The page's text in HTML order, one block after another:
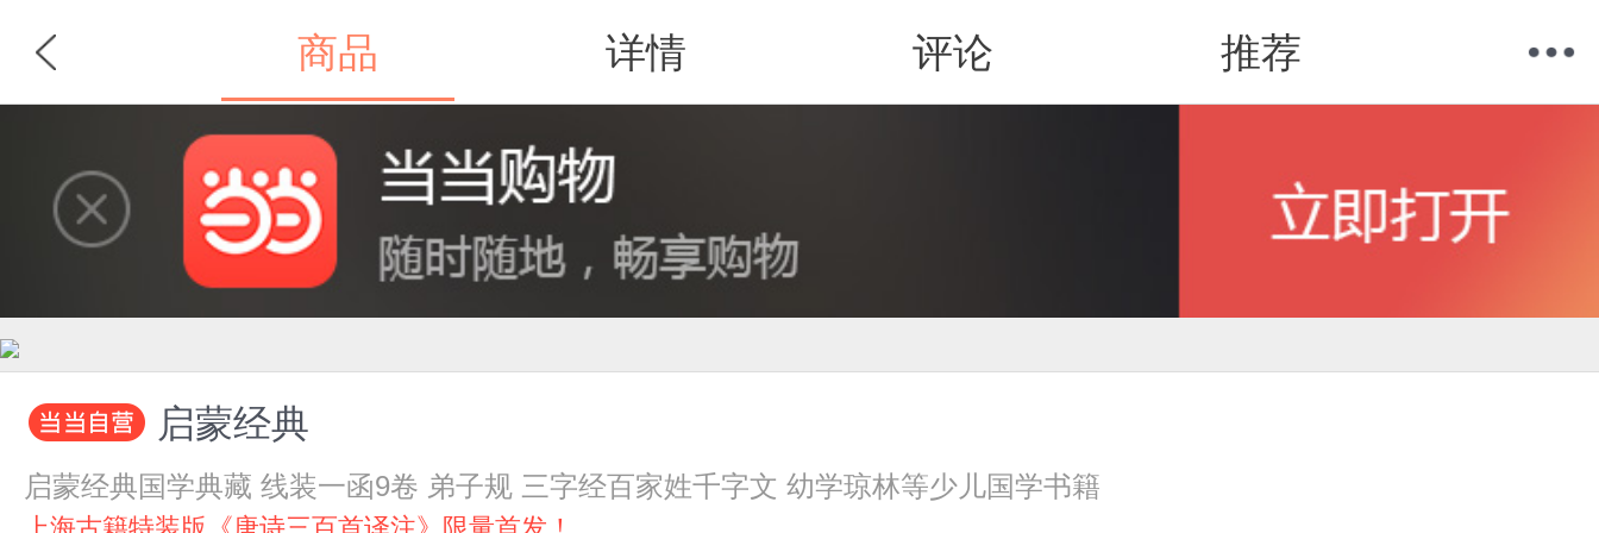
商品 详情 评论 推荐
分类 我的当当
启蒙经典
启蒙经典国学典藏 线装一函9卷 弟子规 三字经百家姓千字文 幼学琼林等少儿国学书籍